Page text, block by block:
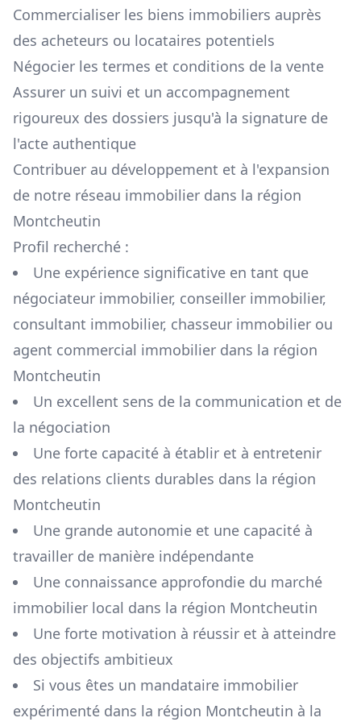
Commercialiser les biens immobiliers auprès
des acheteurs ou locataires potentiels
Négocier les termes et conditions de la vente
Assurer un suivi et un accompagnement
rigoureux des dossiers jusqu'à la signature de
l'acte authentique
Contribuer au développement et à l'expansion
de notre réseau immobilier dans la région
Montcheutin
Profil recherché :
Une expérience significative en tant que
négociateur immobilier, conseiller immobilier,
consultant immobilier, chasseur immobilier ou
agent commercial immobilier dans la région
Montcheutin
Un excellent sens de la communication et de
la négociation
Une forte capacité à établir et à entretenir
des relations clients durables dans la région
Montcheutin
Une grande autonomie et une capacité à
travailler de manière indépendante
Une connaissance approfondie du marché
immobilier local dans la région Montcheutin
Une forte motivation à réussir et à atteindre
des objectifs ambitieux
Si vous êtes un mandataire immobilier
expérimenté dans la région Montcheutin à la